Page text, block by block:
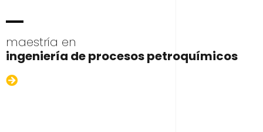
maestría en
ingeniería de procesos petroquímicos